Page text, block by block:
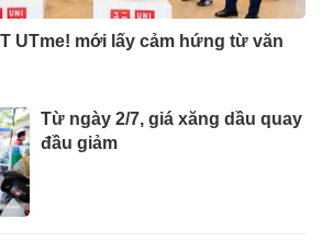
UTme! mới lấy cảm hứng từ văn
Từ ngày 2/7, giá xăng dầu quay
đầu giảm